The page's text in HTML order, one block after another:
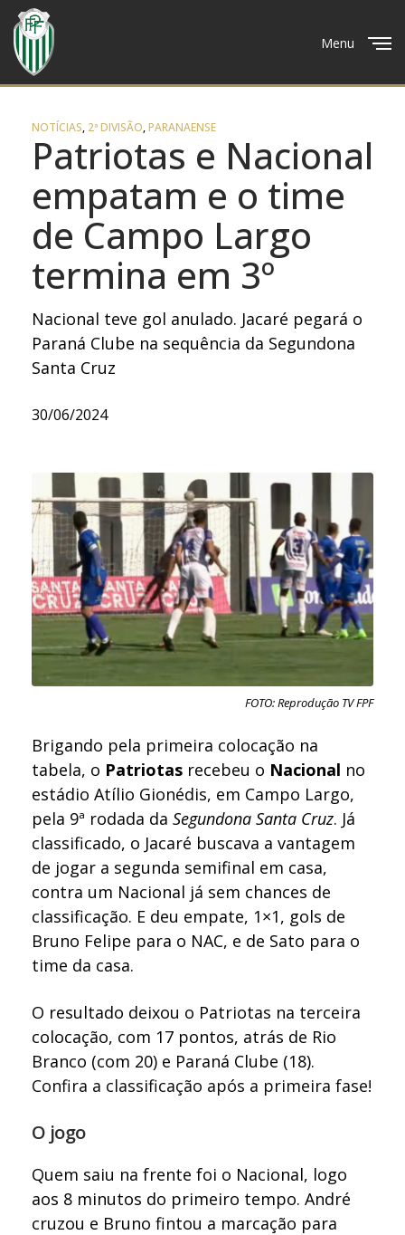
Menu
NOTÍCIAS, 2ª DIVISÃO,PARANAENSE
Patriotas e Nacional
empatam e o time
de Campo Largo
termina em 3º
Nacional teve gol anulado. Jacaré pegará o
Paraná Clube na sequência da Segundona
Santa Cruz
30/06/2024
FOTO: Reprodução TV FPF
Brigando pela primeira colocação na
tabela, o Patriotas recebeu o Nacional no
estádio Atílio Gionédis, em Campo Largo,
pela 9ª rodada daSegundona Santa Cruz. Já
classificado, o Jacaré buscava a vantagem
de jogar a segunda semifinal em casa,
contra um Nacional já sem chances de
classificação. E deu empate, 1×1, gols de
Bruno Felipe para o NAC, e de Sato para o
time da casa.
O resultado deixou o Patriotas na terceira
colocação, com 17 pontos, atrás de Rio
Branco (com 20) e Paraná Clube (18).
Confira a classificação após a primeira fase!
O jogo
Quem saiu na frente foi o Nacional, logo
aos 8 minutos do primeiro tempo. André
cruzou e Bruno fintou a marcação para